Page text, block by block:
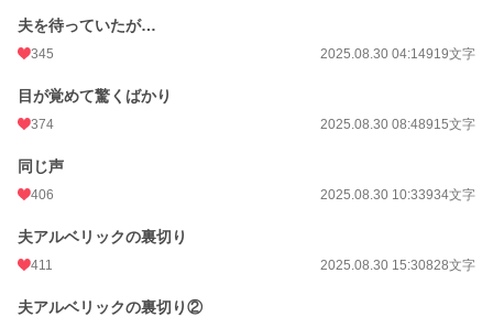
夫を待っていたが…
345 2025.08.30 04:14919文字
目が覚めて驚くばかり
374 2025.08.30 08:48915文字
同じ声
406 2025.08.30 10:33934文字
夫アルベリックの裏切り
411 2025.08.30 15:30828文字
夫アルベリックの裏切り②